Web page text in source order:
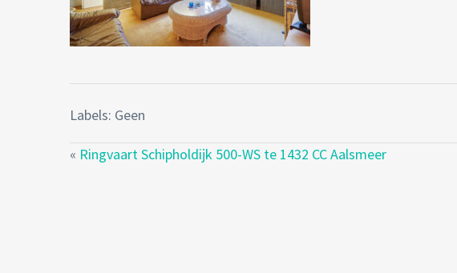
Labels: Geen
« Ringvaart Schipholdijk 500-WS te 1432 CC Aalsmeer